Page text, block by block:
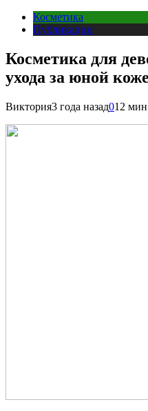
Косметика
Публикации
Косметика для
ухода за юной
Виктория3 года назад012